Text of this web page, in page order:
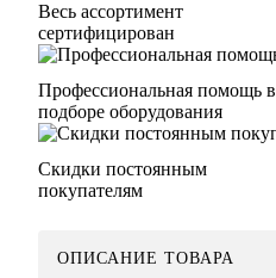
Весь ассортимент
сертифицирован
Профессиональная помощь в
подборе оборудования
Скидки постоянным
покупателям
ОПИСАНИЕ ТОВАРА